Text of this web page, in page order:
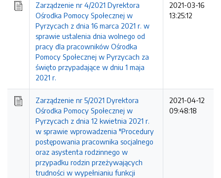
Zarządzenie nr 4/2021 Dyrektora
Ośrodka Pomocy Społecznej w
Pyrzycach z dnia 16 marca 2021 r. w
sprawie ustalenia dnia wolnego od
pracy dla pracowników Ośrodka
Pomocy Społecznej w Pyrzycach za
święto przypadające w dniu 1 maja
2021 r.
2021-03-16
13:25:12
Zarządzenie nr 5/2021 Dyrektora
Ośrodka Pomocy Społecznej w
Pyrzycach z dnia 12 kwietnia 2021 r.
w sprawie wprowadzenia "Procedury
postępowania pracownika socjalnego
oraz asystenta rodzinnego w
przypadku rodzin przeżywających
trudności w wypełnianiu funkcji
2021-04-12
09:48:18